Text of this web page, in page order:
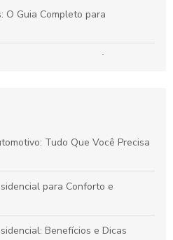
O Guia Completo para
O Que Você Precisa
Tudo Que Você Precisa
para Conforto e
Benefícios e Dicas